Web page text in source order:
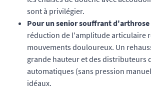
sont à privilégier.
Pour un senior souffrant d'arthrose
réduction de l'amplitude articulaire
mouvements douloureux. Un
grande hauteur et des distributeurs
automatiques (sans pression
idéaux.